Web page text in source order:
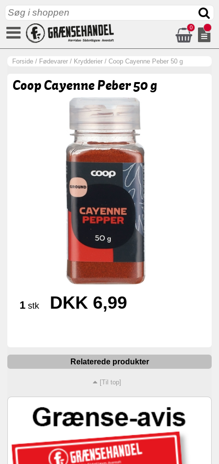
0
Forside / Fødevarer / Krydderier / Coop Cayenne Peber 50 g
Coop Cayenne Peber 50 g
1 stk DKK 6,99
Relaterede produkter
[Til top]